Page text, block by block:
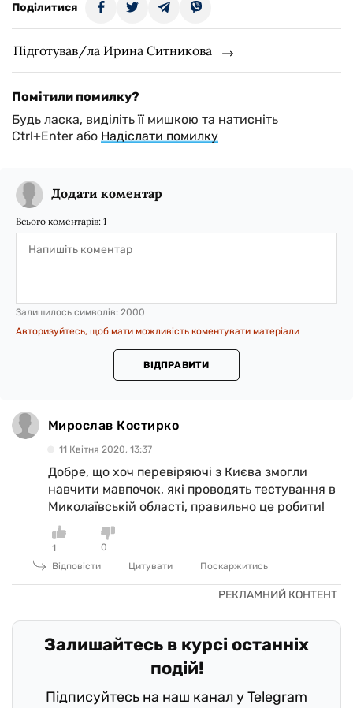
Поділитися
Підготував/ла Ирина Ситникова
Помітили помилку?
Будь ласка, виділіть її мишкою та натисніть
Ctrl+Enter або Надіслати помилку
Додати коментар
Всього коментарів: 1
Залишилось символів: 2000
Авторизуйтесь, щоб мати можливість коментувати матеріали
ВІДПРАВИТИ
Мирослав Костирко
11 Квiтня 2020, 13:37
Добре, що хоч перевіряючі з Києва змогли
навчити мавпочок, які проводять тестування в
Миколаївській області, правильно це робити!
1
0
Відповісти
Цитувати Поскаржитись
Залишайтесь в курсі останніх
подій!
Підписуйтесь на наш канал у Telegram